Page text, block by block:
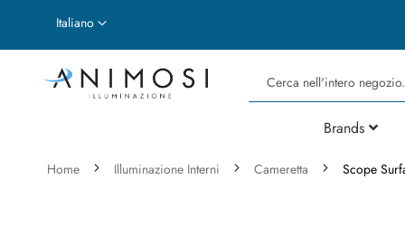
Lingua
Italiano
Cerca
Brands
Home Illuminazione Interni Cameretta Scope